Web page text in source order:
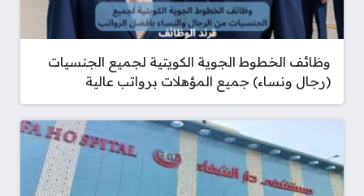
وظائف الخطوط الجوية الكويتية لجميع الجنسيات
(رجال ونساء) جميع المؤهلات برواتب عالية